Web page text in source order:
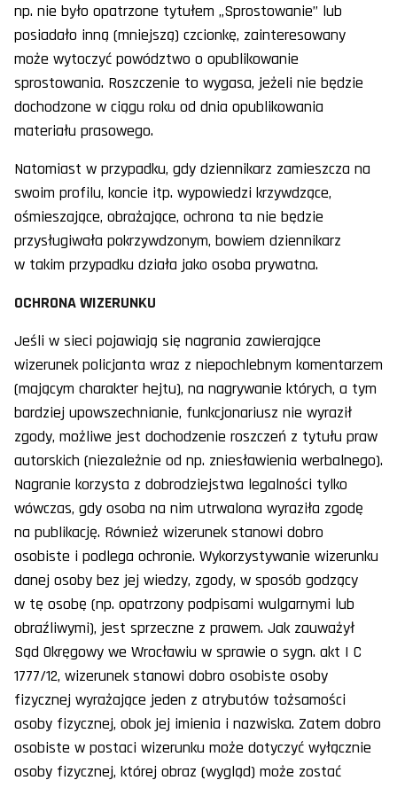
np. nie było opatrzone tytułem „Sprostowanie” lub
posiadało inną (mniejszą) czcionkę, zainteresowany
może wytoczyć powództwo o opublikowanie
sprostowania. Roszczenie to wygasa, jeżeli nie będzie
dochodzone w ciągu roku od dnia opublikowania
materiału prasowego.
Natomiast w przypadku, gdy dziennikarz zamieszcza na
swoim profilu, koncie itp. wypowiedzi krzywdzące,
ośmieszające, obrażające, ochrona ta nie będzie
przysługiwała pokrzywdzonym, bowiem dziennikarz
w takim przypadku działa jako osoba prywatna.
OCHRONA WIZERUNKU
Jeśli w sieci pojawiają się nagrania zawierające
wizerunek policjanta wraz z niepochlebnym komentarzem
(mającym charakter hejtu), na nagrywanie których, a tym
bardziej upowszechnianie, funkcjonariusz nie wyraził
zgody, możliwe jest dochodzenie roszczeń z tytułu praw
autorskich (niezależnie od np. zniesławienia werbalnego).
Nagranie korzysta z dobrodziejstwa legalności tylko
wówczas, gdy osoba na nim utrwalona wyraziła zgodę
na publikację. Również wizerunek stanowi dobro
osobiste i podlega ochronie. Wykorzystywanie wizerunku
danej osoby bez jej wiedzy, zgody, w sposób godzący
w tę osobę (np. opatrzony podpisami wulgarnymi lub
obraźliwymi), jest sprzeczne z prawem. Jak zauważył
Sąd Okręgowy we Wrocławiu w sprawie o sygn. akt I C
1777/12, wizerunek stanowi dobro osobiste osoby
fizycznej wyrażające jeden z atrybutów tożsamości
osoby fizycznej, obok jej imienia i nazwiska. Zatem dobro
osobiste w postaci wizerunku może dotyczyć wyłącznie
osoby fizycznej, której obraz (wygląd) może zostać